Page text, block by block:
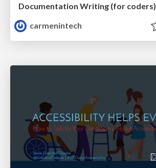
Documentation Writing (for coders)
carmenintech